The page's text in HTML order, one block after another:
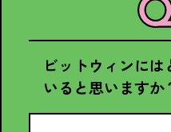
ビットウィンに
いると思いますか